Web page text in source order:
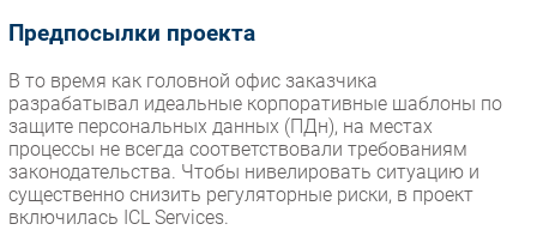
Предпосылки проекта
В то время как головной офис заказчика
разрабатывал идеальные корпоративные шаблоны по
защите персональных данных (ПДн), на местах
процессы не всегда соответствовали требованиям
законодательства. Чтобы нивелировать ситуацию и
существенно снизить регуляторные риски, в проект
включилась ICL Services.